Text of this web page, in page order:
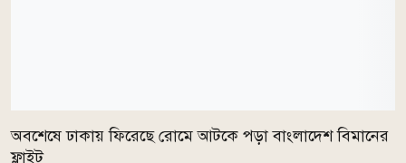
অবশেষে ঢাকায় ফিরেছে রোমে আটকে পড়া বাংলাদেশ বিমানের
ফ্লাইট